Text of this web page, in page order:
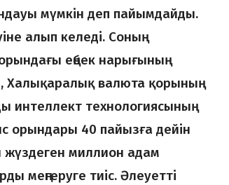
мүмкін деп пайымдайды.
алып келеді. Соның
еңбек нарығының
Халықаралық валюта қорының
технологиясының
орындары 40 пайызға дейін
жүздеген миллион адам
меңгеруге тиіс. Әлеуетті